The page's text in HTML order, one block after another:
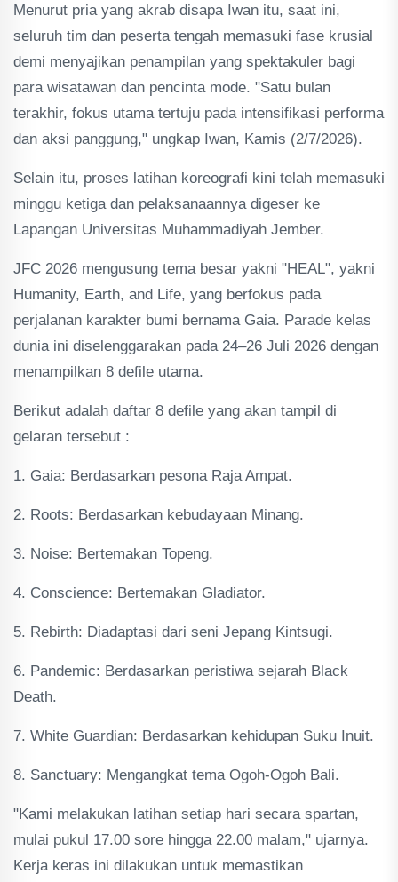
Menurut pria yang akrab disapa Iwan itu, saat ini,
seluruh tim dan peserta tengah memasuki fase krusial
demi menyajikan penampilan yang spektakuler bagi
para wisatawan dan pencinta mode. "Satu bulan
terakhir, fokus utama tertuju pada intensifikasi performa
dan aksi panggung," ungkap Iwan, Kamis (2/7/2026).
Selain itu, proses latihan koreografi kini telah memasuki
minggu ketiga dan pelaksanaannya digeser ke
Lapangan Universitas Muhammadiyah Jember.
JFC 2026 mengusung tema besar yakni "HEAL", yakni
Humanity, Earth, and Life, yang berfokus pada
perjalanan karakter bumi bernama Gaia. Parade kelas
dunia ini diselenggarakan pada 24–26 Juli 2026 dengan
menampilkan 8 defile utama.
Berikut adalah daftar 8 defile yang akan tampil di
gelaran tersebut :
1. Gaia: Berdasarkan pesona Raja Ampat.
2. Roots: Berdasarkan kebudayaan Minang.
3. Noise: Bertemakan Topeng.
4. Conscience: Bertemakan Gladiator.
5. Rebirth: Diadaptasi dari seni Jepang Kintsugi.
6. Pandemic: Berdasarkan peristiwa sejarah Black
Death.
7. White Guardian: Berdasarkan kehidupan Suku Inuit.
8. Sanctuary: Mengangkat tema Ogoh-Ogoh Bali.
"Kami melakukan latihan setiap hari secara spartan,
mulai pukul 17.00 sore hingga 22.00 malam," ujarnya.
Kerja keras ini dilakukan untuk memastikan